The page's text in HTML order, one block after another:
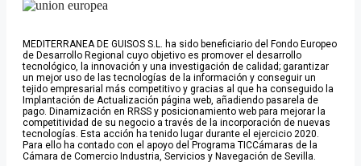
MEDITERRANEA DE GUISOS S.L. ha sido beneficiario del Fondo Europeo
de Desarrollo Regional cuyo objetivo es promover el desarrollo
tecnológico, la innovación y una investigación de calidad; garantizar
un mejor uso de las tecnologías de la información y conseguir un
tejido empresarial más competitivo y gracias al que ha conseguido la
Implantación de Actualización página web, añadiendo pasarela de
pago. Dinamización en RRSS y posicionamiento web para mejorar la
competitividad de su negocio a través de la incorporación de nuevas
tecnologías. Esta acción ha tenido lugar durante el ejercicio 2020.
Para ello ha contado con el apoyo del Programa TICCámaras de la
Cámara de Comercio Industria, Servicios y Navegación de Sevilla.